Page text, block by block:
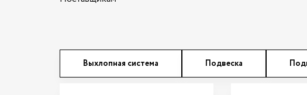
Выхлопная система Подвеска